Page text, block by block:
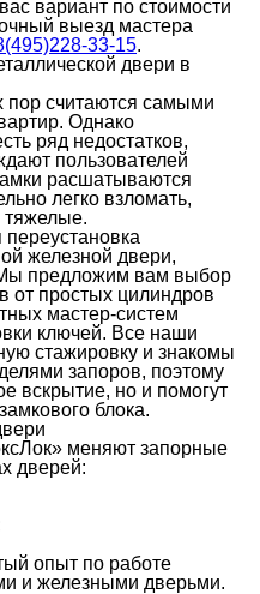
вариант по стоимости
выезд мастера
33-15.
двери в
пор считаются самыми
Однако
ряд недостатков,
пользователей
расшатываются
легко взломать,
железной двери,
предложим вам выбор
от простых цилиндров
мастер-систем
ключей. Все наши
стажировку и знакомы
запоров, поэтому
вскрытие, но и помогут
блока.
меняют запорные
дверей:
опыт по работе
и железными дверьми.